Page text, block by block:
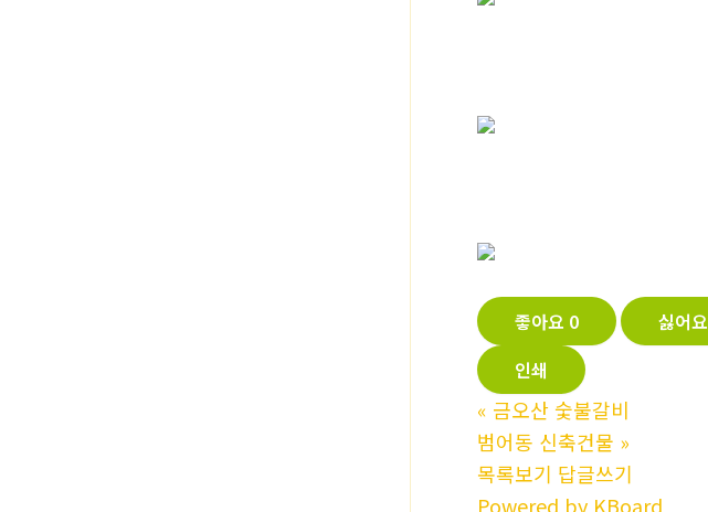
좋아요 0 싫어요
인쇄
« 금오산 숯불갈비
범어동 신축건물 »
목록보기 답글쓰기
Powered by KBoard